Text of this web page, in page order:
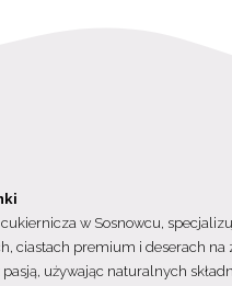
w Sosnowcu,
ciastach premium i deserach na
używając naturalnych